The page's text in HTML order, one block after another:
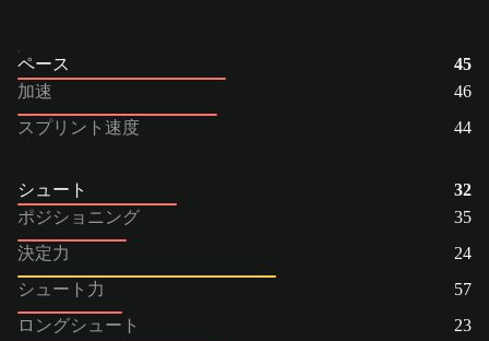
ペース
45
加速
46
スプリント速度
44
シュート
32
ポジショニング
35
決定力
24
シュート力
57
ロングシュート
23